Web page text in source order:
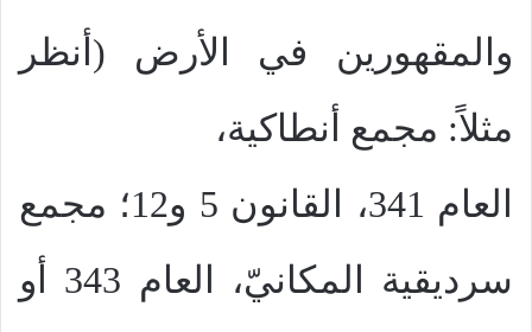
والمقهورين في الأرض (أنظر
مثلاً: مجمع أنطاكية،
العام 341، القانون 5 و12؛ مجمع
سرديقية المكانيّ، العام 343 أو